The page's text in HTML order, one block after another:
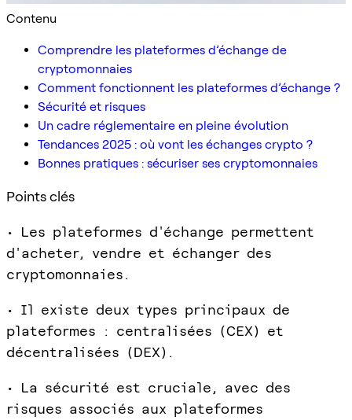
Contenu
Comprendre les plateformes d’échange de
cryptomonnaies
Comment fonctionnent les plateformes d’échange ?
Sécurité et risques
Un cadre réglementaire en pleine évolution
Tendances 2025 : où vont les échanges crypto ?
Bonnes pratiques : sécuriser ses cryptomonnaies
Points clés
• Les plateformes d'échange permettent
d'acheter, vendre et échanger des
cryptomonnaies.
• Il existe deux types principaux de
plateformes : centralisées (CEX) et
décentralisées (DEX).
• La sécurité est cruciale, avec des
risques associés aux plateformes